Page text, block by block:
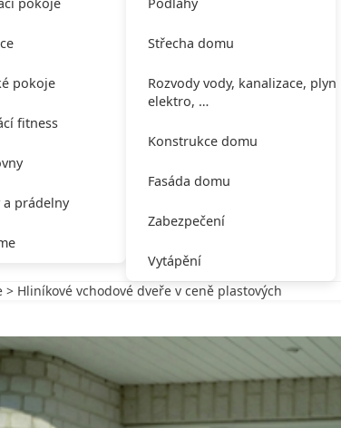
pokoje
fitness
a prádelny
Střecha domu
Rozvody vody, kanalizace, plynu,
elektro, …
Konstrukce domu
Fasáda domu
Zabezpečení
Vytápění
> Hliníkové vchodové dveře v ceně plastových